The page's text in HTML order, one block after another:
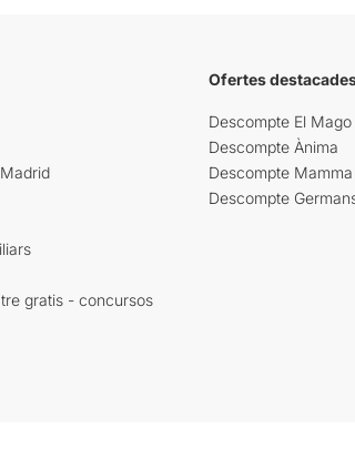
gratis - concursos
Ofertes
Descompte El
Descompte Ànima
Descompte
Descompte